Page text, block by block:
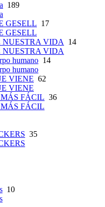
189
GESELL 17
GESELL
NUESTRA VIDA 14
NUESTRA VIDA
humano 14
humano
VIENE 62
VIENE
FÁCIL 36
FÁCIL
35
10